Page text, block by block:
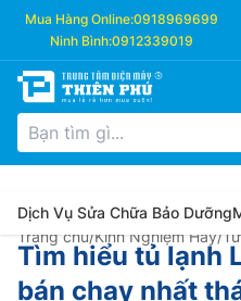
Mua Hàng Online:0918969699
Ninh Bình:0912339019
Dịch Vụ Sửa Chữa Bảo Dưỡng
Trang chủ/Kinh Nghiệm Hay/
Tìm hiểu tủ lạnh
bán chạy nhất